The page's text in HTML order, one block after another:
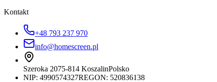
Kontakt
+48 793 237 970
info@homescreen.pl
Szeroka 2075-814 KoszalinPolsko
NIP: 4990574327REGON: 520836138